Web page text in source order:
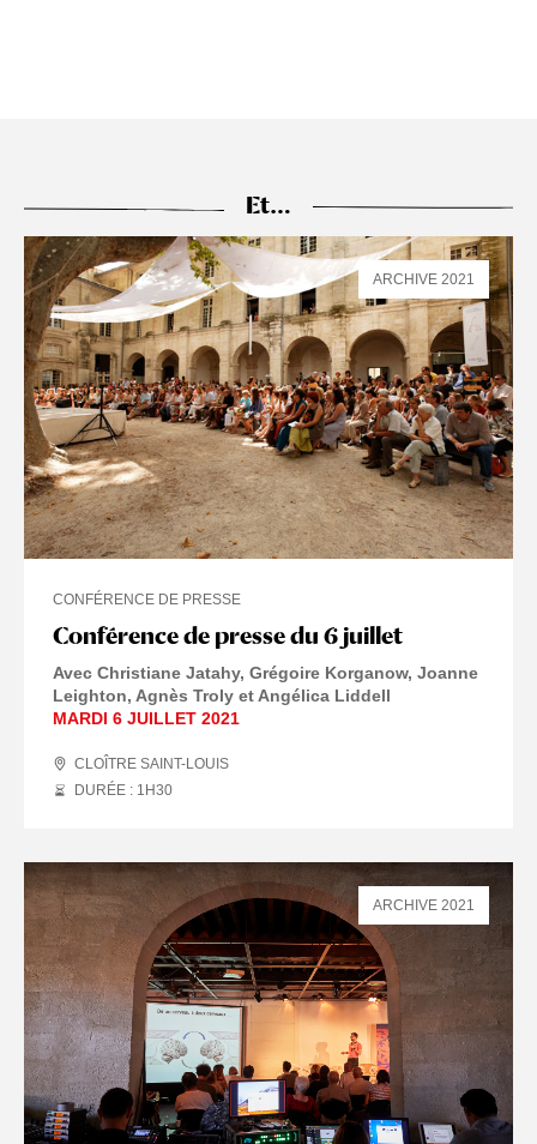
Et…
Conférence de presse du 6 juillet
CONFÉRENCE DE PRESSE
Avec Christiane Jatahy, Grégoire Korganow, Joanne
Leighton, Agnès Troly et Angélica Liddell
MARDI 6 JUILLET 2021
CLOÎTRE SAINT-LOUIS
DURÉE : 1 H30
ARCHIVE 2021
ARCHIVE 2021